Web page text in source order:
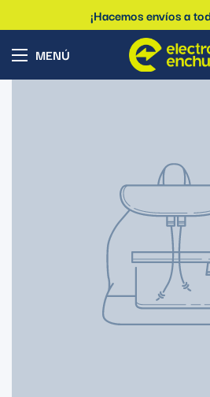
¡Hacemos envíos a